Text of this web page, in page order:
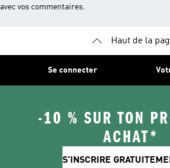
avec vos commentaires.
Haut de la
Se connecter
-10 % SUR TON
ACHAT*
S'INSCRIRE